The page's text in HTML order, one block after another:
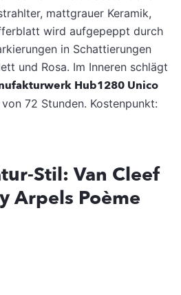
mattgrauer Keramik,
wird aufgepeppt durch
in Schattierungen
und Rosa. Im Inneren schlägt
Hub1280 Unico
72 Stunden. Kostenpunkt:
Stil: Van Cleef
Arpels Poème